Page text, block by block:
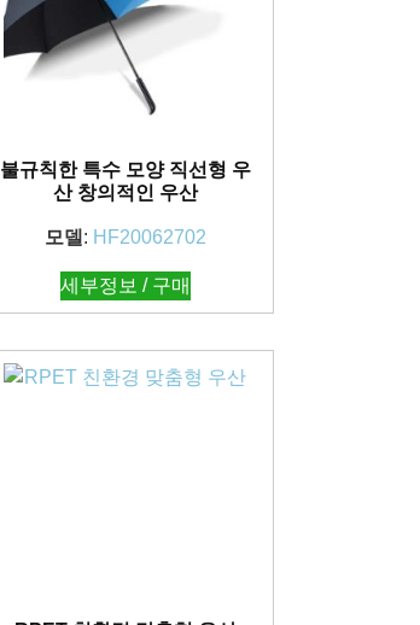
불규칙한 특수 모양 직선형 우
산 창의적인 우산
모델 : HF20062702
세부정보 / 구매